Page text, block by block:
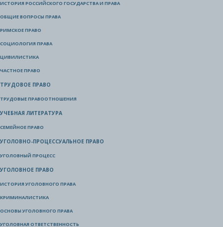
ИСТОРИЯ РОССИЙСКОГО ГОСУДАРСТВА И ПРАВА
ОБЩИЕ ВОПРОСЫ ПРАВА
РИМСКОЕ ПРАВО
СОЦИОЛОГИЯ ПРАВА
ЦИВИЛИСТИКА
ЧАСТНОЕ ПРАВО
ТРУДОВОЕ ПРАВО
ТРУДОВЫЕ ПРАВООТНОШЕНИЯ
УЧЕБНАЯ ЛИТЕРАТУРА
СЕМЕЙНОЕ ПРАВО
УГОЛОВНО-ПРОЦЕССУАЛЬНОЕ ПРАВО
УГОЛОВНЫЙ ПРОЦЕСС
УГОЛОВНОЕ ПРАВО
ИСТОРИЯ УГОЛОВНОГО ПРАВА
КРИМИНАЛИСТИКА
ОСНОВЫ УГОЛОВНОГО ПРАВА
УГОЛОВНАЯ ОТВЕТСТВЕННОСТЬ